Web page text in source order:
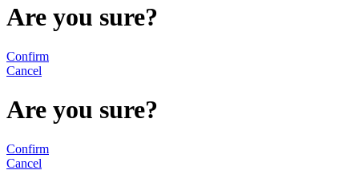
Are you sure?
Confirm
Cancel
Are you sure?
Confirm
Cancel